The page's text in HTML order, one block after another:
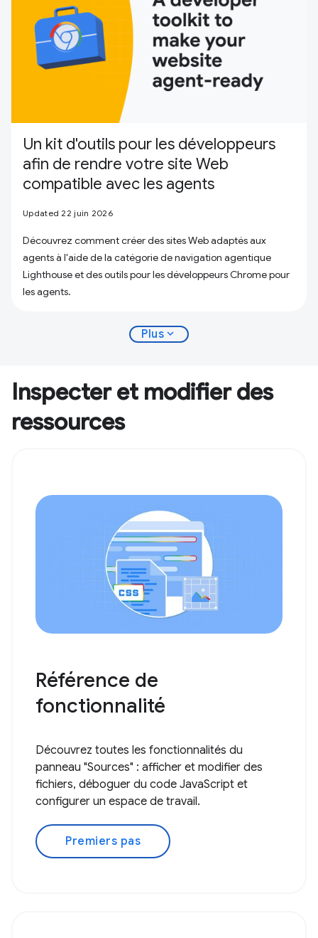
Un kit d'outils pour les développeurs
afin de rendre votre site Web
compatible avec les agents
Updated 22 juin 2026
Découvrez comment créer des sites Web adaptés aux
agents à l'aide de la catégorie de navigation agentique
Lighthouse et des outils pour les développeurs Chrome pour
les agents.
Plus expand_more
Inspecter et modifier des
ressources
Référence de
fonctionnalité
Découvrez toutes les fonctionnalités du
panneau "Sources" : afficher et modifier des
fichiers, déboguer du code JavaScript et
configurer un espace de travail.
Premiers pas